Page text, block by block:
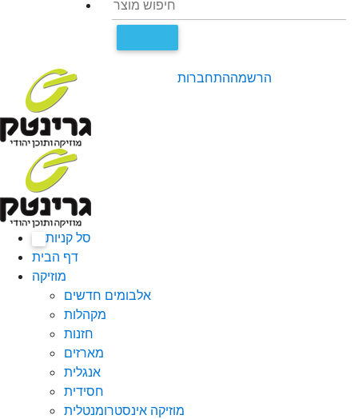
התחברותהרשמה
סל קניות
דף הבית
מוזיקה
אלבומים חדשים
מקהלות
חזנות
מארזים
אנגלית
חסידית
מוזיקה אינסטרומנטלית